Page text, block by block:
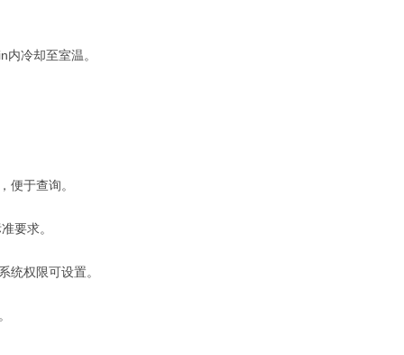
冷却至室温。
便于查询。
要求。
统权限可设置。